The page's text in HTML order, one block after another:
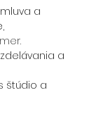
a
a
štúdio a